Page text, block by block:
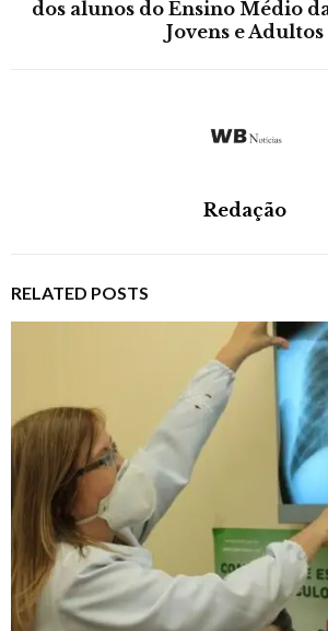
dos alunos do Ensino Médio
Jovens e Adultos
Redação
RELATED POSTS